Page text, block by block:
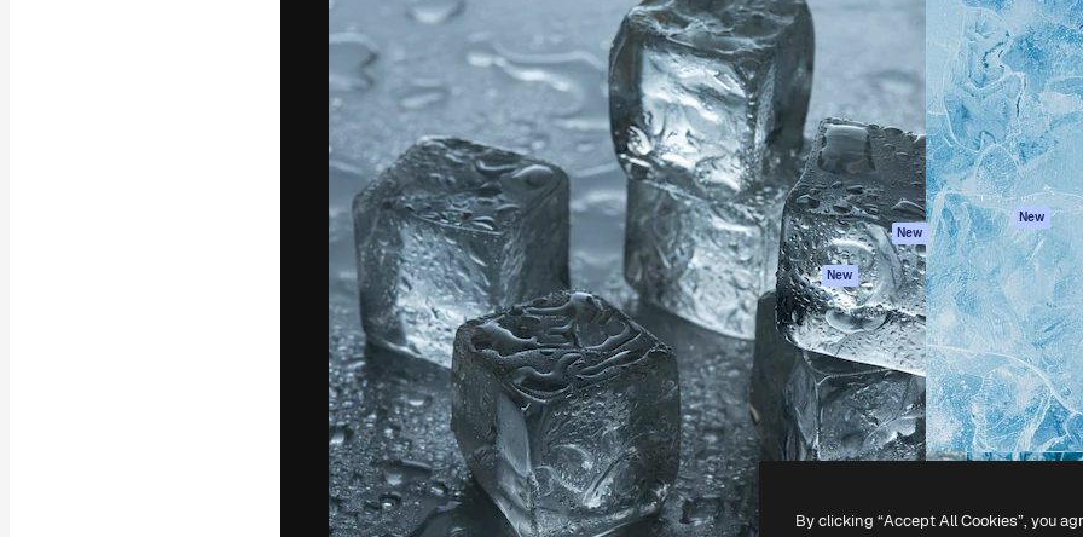
A plataforma criativa para você direcionar
seu melhor trabalho. Mais de 1 milhão de
assinantes entre criativos, empresas,
agências e estúdios.
Português
Spaces
Assistente de IA
Gerador de
imagens
Gerador de vídeos
Texto para voz
Conteúdo de stock
MCP para
Claude/ChatGPT
New
Agentes New
API
App móvel
Todas as
ferramentas
Academy
Documentação
Atendimento
Termos e
condições
Política de
privacidade
Originais New
Política de cookies
Central de
confiabilidade
Afiliados
Empresas
Copyright © 2010-2026Freepik Company S.L.U.Todos os direitos reservados.
By clicking “Accept All Cookies”, you